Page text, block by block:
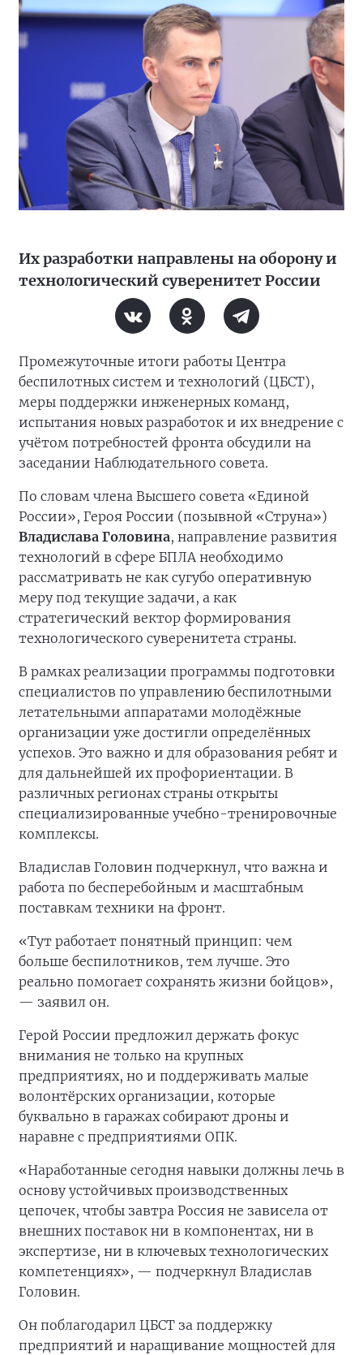
Их разработки направлены на оборону и
технологический суверенитет России
Промежуточные итоги работы Центра
беспилотных систем и технологий (ЦБСТ),
меры поддержки инженерных команд,
испытания новых разработок и их внедрение с
учётом потребностей фронта обсудили на
заседании Наблюдательного совета.
По словам члена Высшего совета «Единой
России», Героя России (позывной «Струна»)
Владислава Головина, направление развития
технологий в сфере БПЛА необходимо
рассматривать не как сугубо оперативную
меру под текущие задачи, а как
стратегический вектор формирования
технологического суверенитета страны.
В рамках реализации программы подготовки
специалистов по управлению беспилотными
летательными аппаратами молодёжные
организации уже достигли определённых
успехов. Это важно и для образования ребят и
для дальнейшей их профориентации. В
различных регионах страны открыты
специализированные учебно-тренировочные
комплексы.
Владислав Головин подчеркнул, что важна и
работа по бесперебойным и масштабным
поставкам техники на фронт.
«Тут работает понятный принцип: чем
больше беспилотников, тем лучше. Это
реально помогает сохранять жизни бойцов»,
— заявил он.
Герой России предложил держать фокус
внимания не только на крупных
предприятиях, но и поддерживать малые
волонтёрских организации, которые
буквально в гаражах собирают дроны и
наравне с предприятиями ОПК.
«Наработанные сегодня навыки должны лечь в
основу устойчивых производственных
цепочек, чтобы завтра Россия не зависела от
внешних поставок ни в компонентах, ни в
экспертизе, ни в ключевых технологических
компетенциях», — подчеркнул Владислав
Головин.
Он поблагодарил ЦБСТ за поддержку
предприятий и наращивание мощностей для